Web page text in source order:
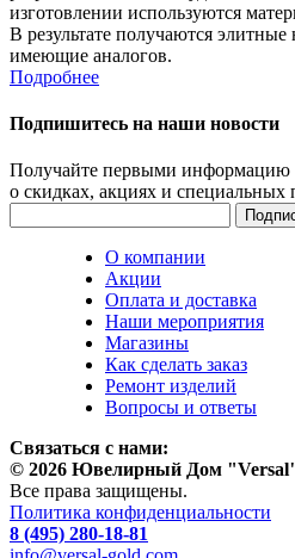
изготовлении используются
В результате получаются
имеющие аналогов.
Подробнее
Подпишитесь на наши новости
Получайте первыми информацию
о скидках, акциях и специальных
О компании
Акции
Оплата и доставка
Наши мероприятия
Магазины
Как сделать заказ
Ремонт изделий
Вопросы и ответы
Связаться с нами:
© 2026 Ювелирный Дом
Все права защищены.
Политика конфиденциальности
8 (495) 280-18-81